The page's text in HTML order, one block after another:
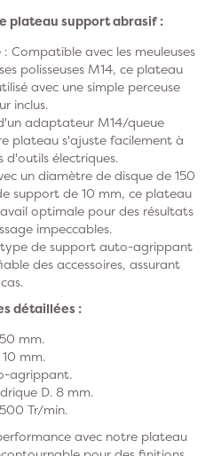
plateau support abrasif :
Compatible avec les meuleuses
polisseuses M14, ce plateau
avec une simple perceuse
inclus.
adaptateur M14/queue
plateau s'ajuste facilement à
d'outils électriques.
un diamètre de disque de 150
support de 10 mm, ce plateau
optimale pour des résultats
impeccables.
type de support auto-agrippant
des accessoires, assurant
détaillées :
mm.
mm.
agrippant.
D. 8 mm.
Tr/min.
avec notre plateau